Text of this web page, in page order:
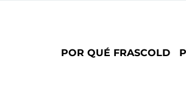
Main
POR QUÉ FRASCOLD